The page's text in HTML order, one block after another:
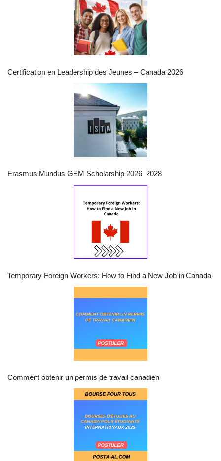
Certification en Leadership des Jeunes – Canada 2026
Erasmus Mundus GEM Scholarship 2026–2028
Temporary Foreign Workers: How to Find a New Job in Canada
Comment obtenir un permis de travail canadien